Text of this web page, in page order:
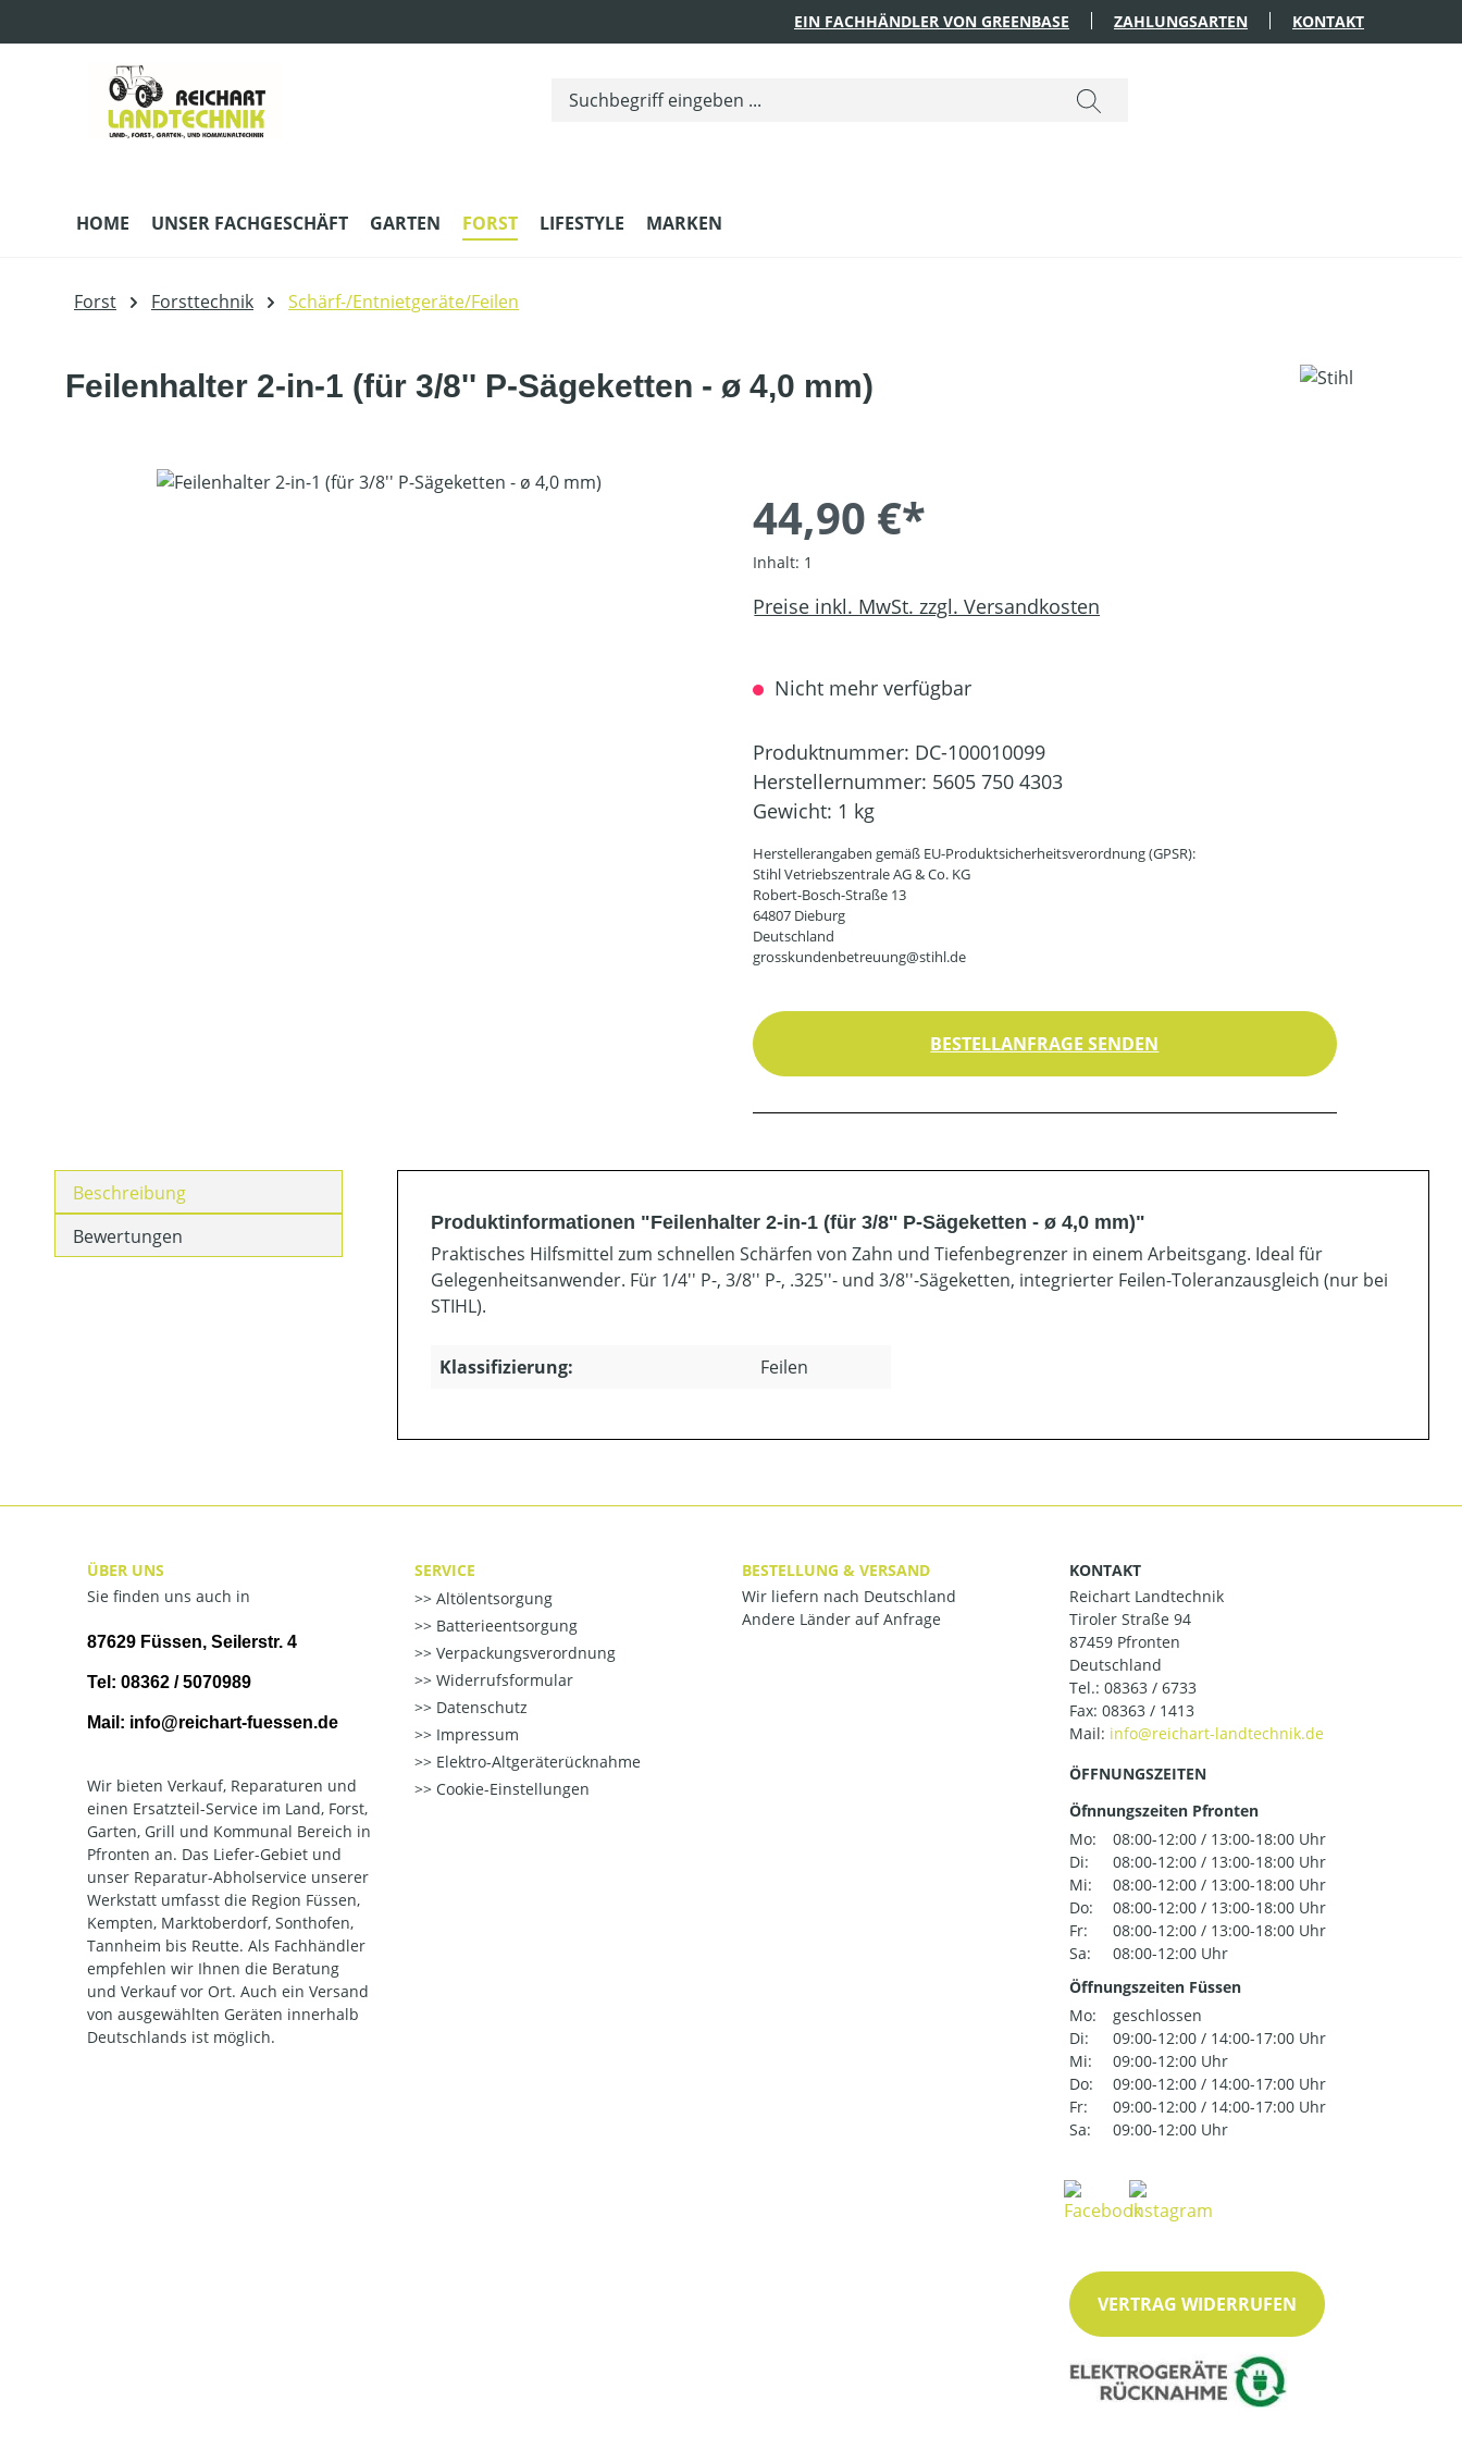
EIN FACHHÄNDLER VON GREENBASE ZAHLUNGSARTEN KONTAKT
HOME UNSER FACHGESCHÄFT GARTEN FORST LIFESTYLE MARKEN
Forst Forsttechnik Schärf-/Entnietgeräte/Feilen
Feilenhalter 2-in-1 (für 3/8'' P-Sägeketten - ø 4,0 mm)
Bildergalerie überspringen
44,90 €*
Inhalt: 1
Preise inkl. MwSt. zzgl. Versandkosten
Nicht mehr verfügbar
Produktnummer: DC-100010099
Herstellernummer: 5605 750 4303
Gewicht: 1 kg
Herstellerangaben gemäß EU-Produktsicherheitsverordnung (GPSR):
Stihl Vetriebszentrale AG & Co. KG
Robert-Bosch-Straße 13
64807 Dieburg
Deutschland
grosskundenbetreuung@stihl.de
BESTELLANFRAGE SENDEN
Beschreibung
Bewertungen
Produktinformationen "Feilenhalter 2-in-1 (für 3/8'' P-Sägeketten - ø 4,0 mm)"
Praktisches Hilfsmittel zum schnellen Schärfen von Zahn und Tiefenbegrenzer in einem Arbeitsgang. Ideal für
Gelegenheitsanwender. Für 1/4'' P-, 3/8'' P-, .325''- und 3/8''-Sägeketten, integrierter Feilen-Toleranzausgleich (nur bei
STIHL).
Klassifizierung: Feilen
ÜBER UNS
Sie finden uns auch in
87629 Füssen, Seilerstr. 4
Tel: 08362 / 5070989
Mail: info@reichart-fuessen.de
Wir bieten Verkauf, Reparaturen und
einen Ersatzteil-Service im Land, Forst,
Garten, Grill und Kommunal Bereich in
Pfronten an. Das Liefer-Gebiet und
unser Reparatur-Abholservice unserer
Werkstatt umfasst die Region Füssen,
Kempten, Marktoberdorf, Sonthofen,
Tannheim bis Reutte. Als Fachhändler
empfehlen wir Ihnen die Beratung
und Verkauf vor Ort. Auch ein Versand
von ausgewählten Geräten innerhalb
Deutschlands ist möglich.
SERVICE
Altölentsorgung
Batterieentsorgung
Verpackungsverordnung
Widerrufsformular
Datenschutz
Impressum
Elektro-Altgeräterücknahme
Cookie-Einstellungen
BESTELLUNG & VERSAND
Wir liefern nach Deutschland
Andere Länder auf Anfrage
KONTAKT
Reichart Landtechnik
Tiroler Straße 94
87459 Pfronten
Deutschland
Tel.: 08363 / 6733
Fax: 08363 / 1413
Mail:
ÖFFNUNGSZEITEN
Öfnnungszeiten Pfronten
Mo:
08:00-12:00 / 13:00-18:00 Uhr
Di:
08:00-12:00 / 13:00-18:00 Uhr
Mi:
08:00-12:00 / 13:00-18:00 Uhr
Do:
08:00-12:00 / 13:00-18:00 Uhr
Fr:
08:00-12:00 / 13:00-18:00 Uhr
Sa:
08:00-12:00 Uhr
Öffnungszeiten Füssen
Mo:
geschlossen
Di:
09:00-12:00 / 14:00-17:00 Uhr
Mi:
09:00-12:00 Uhr
Do:
09:00-12:00 / 14:00-17:00 Uhr
Fr:
09:00-12:00 / 14:00-17:00 Uhr
Sa:
09:00-12:00 Uhr
VERTRAG WIDERRUFEN